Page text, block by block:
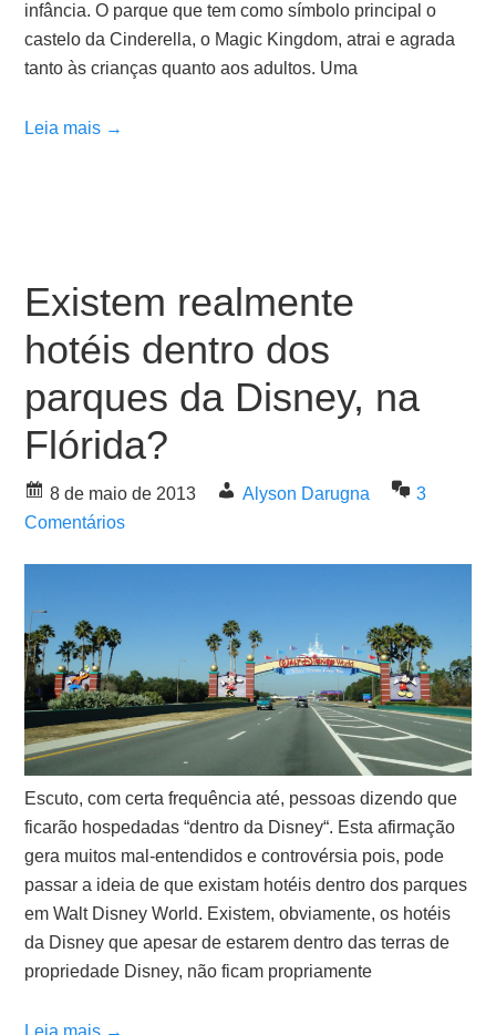
infância. O parque que tem como símbolo principal o
castelo da Cinderella, o Magic Kingdom, atrai e agrada
tanto às crianças quanto aos adultos. Uma
Leia mais →
Existem realmente
hotéis dentro dos
parques da Disney, na
Flórida?
8 de maio de 2013 Alyson Darugna
3
Comentários
Escuto, com certa frequência até, pessoas dizendo que
ficarão hospedadas “dentro da Disney“. Esta afirmação
gera muitos mal-entendidos e controvérsia pois, pode
passar a ideia de que existam hotéis dentro dos parques
em Walt Disney World. Existem, obviamente, os hotéis
da Disney que apesar de estarem dentro das terras de
propriedade Disney, não ficam propriamente